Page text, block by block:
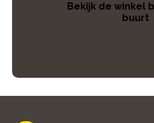
Bekijk de winkel
buurt